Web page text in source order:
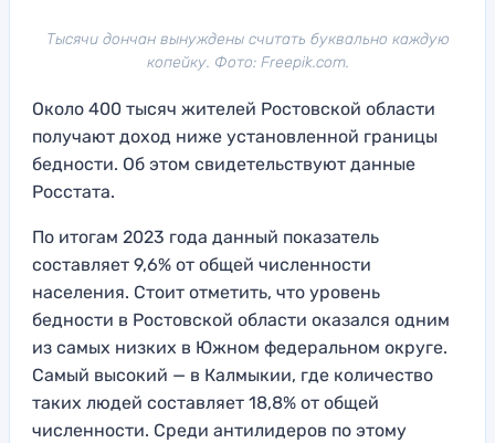
Тысячи дончан вынуждены считать буквально каждую
копейку. Фото: Freepik.com.
Около 400 тысяч жителей Ростовской области
получают доход ниже установленной границы
бедности. Об этом свидетельствуют данные
Росстата.
По итогам 2023 года данный показатель
составляет 9,6% от общей численности
населения. Стоит отметить, что уровень
бедности в Ростовской области оказался одним
из самых низких в Южном федеральном округе.
Самый высокий — в Калмыкии, где количество
таких людей составляет 18,8% от общей
численности. Среди антилидеров по этому